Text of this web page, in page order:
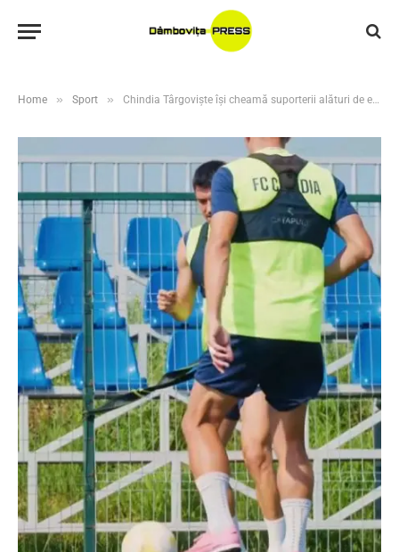
Home » Sport » Chindia Târgoviște își cheamă suporterii alături de echipă. Abonamentele pentru noul sezon sunt disponibile online